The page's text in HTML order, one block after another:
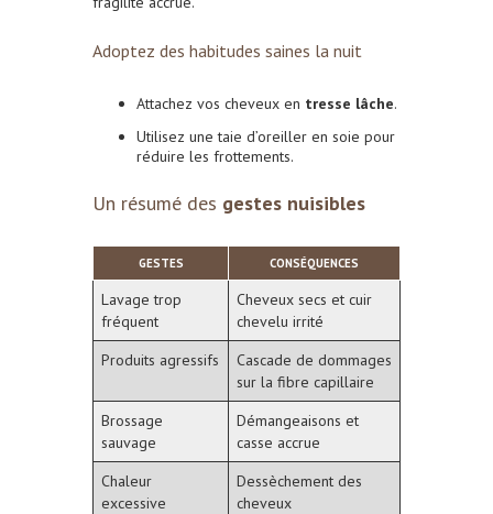
Adoptez des habitudes saines la nuit
Attachez vos cheveux en tresse lâche.
Utilisez une taie d’oreiller en soie pour
réduire les frottements.
Un résumé des gestes nuisibles
GESTES CONSÉQUENCES
Lavage trop
fréquent
Cheveux secs et cuir
chevelu irrité
Produits agressifs
Cascade de dommages
sur la fibre capillaire
Brossage
sauvage
Démangeaisons et
casse accrue
Chaleur
excessive
Dessèchement des
cheveux